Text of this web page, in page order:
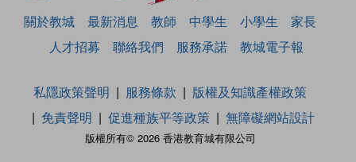
關於教城 最新消息 教師 中學生 小學生
家長
人才招募
聯絡我們 服務承諾 教城電子報
版權所有© 2026 香港教育城有限公司
私隱政策聲明 服務條款
版權及知識產權政策
免責聲明
促進種族平等政策 無障礙網站設計